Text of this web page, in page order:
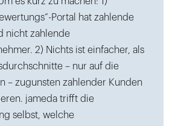
Portal hat zahlende
nicht zahlende
2) Nichts ist einfacher, als
– nur auf die
– zugunsten zahlender Kunden
jameda trifft die
selbst, welche